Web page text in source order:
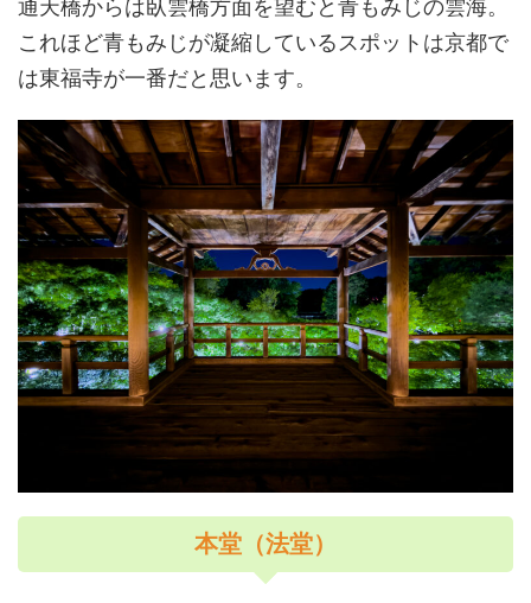
通天橋からは臥雲橋方面を望むと青もみじの雲海。
これほど青もみじが凝縮しているスポットは京都で
は東福寺が一番だと思います。
本堂（法堂）